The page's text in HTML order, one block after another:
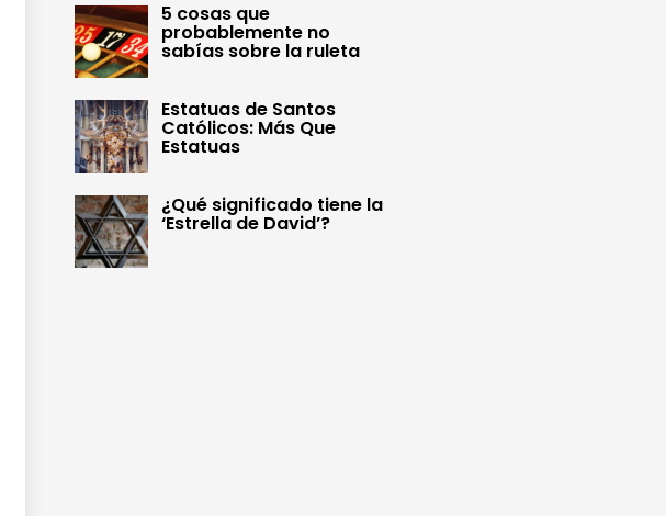
5 cosas que
probablemente no
sabías sobre la ruleta
Estatuas de Santos
Católicos: Más Que
Estatuas
¿Qué significado tiene la
‘Estrella de David’?